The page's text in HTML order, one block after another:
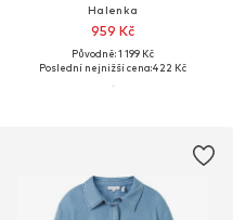
Halenka
959 Kč
Původně: 1 199 Kč
Poslední nejnižší cena:422 Kč